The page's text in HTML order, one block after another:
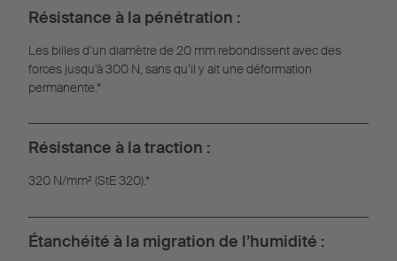
Résistance à la pénétration :
Les billes d’un diamètre de 20 mm rebondissent avec des
forces jusqu’à 300 N, sans qu’il y ait une déformation
permanente.*
Résistance à la traction :
320 N/mm² (StE 320).*
Étanchéité à la migration de l’humidité :